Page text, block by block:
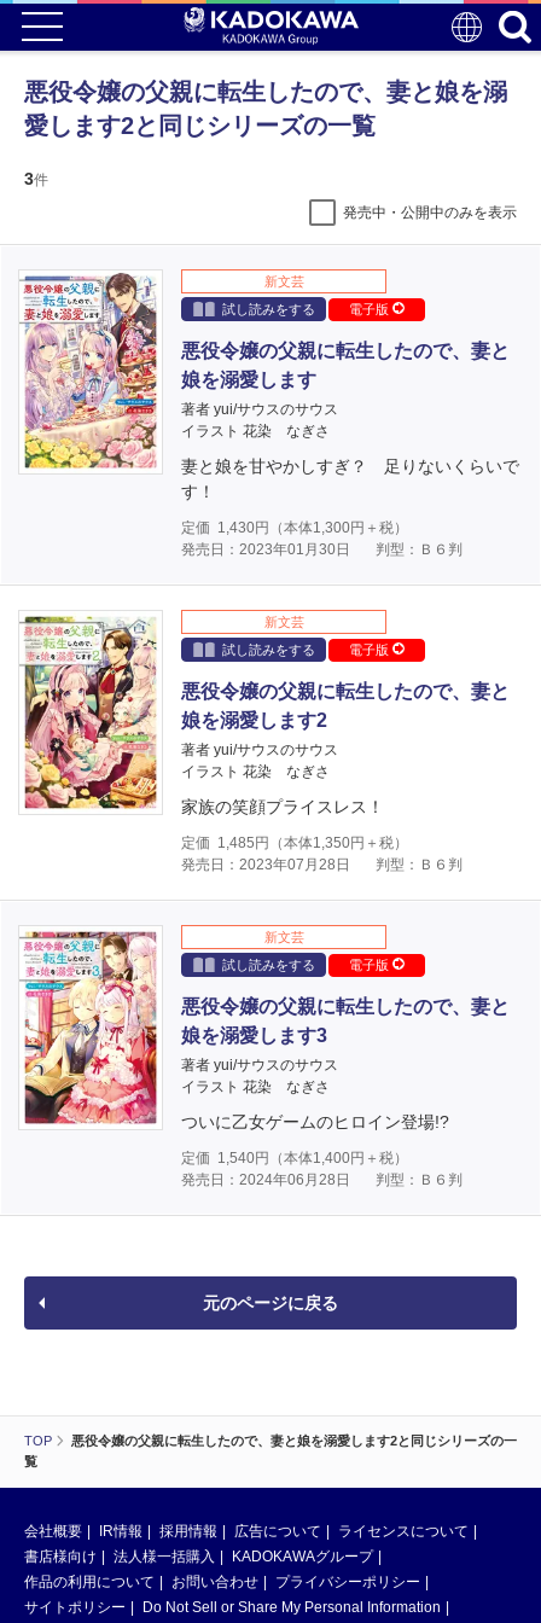
TOP
悪役令嬢の父親に転生したので、妻と娘を溺愛します2と同じシリーズの一
覧
悪役令嬢の父親に転生したので、妻と娘を溺
愛します2と同じシリーズの一覧
3件
発売中・公開中のみを表示
新文芸
試し読みをする
電子版
悪役令嬢の父親に転生したので、妻と
娘を溺愛します
著者 yui/サウスのサウス
イラスト 花染 なぎさ
妻と娘を甘やかしすぎ？ 足りないくらいで
す！
定価 1,430円（本体1,300円＋税）
発売日：2023年01月30日
判型：Ｂ６判
新文芸
試し読みをする
電子版
悪役令嬢の父親に転生したので、妻と
娘を溺愛します2
著者 yui/サウスのサウス
イラスト 花染 なぎさ
家族の笑顔プライスレス！
定価 1,485 円（本体1,350円＋税）
発売日：2023年07月28日
判型：Ｂ６判
新文芸
試し読みをする
電子版
悪役令嬢の父親に転生したので、妻と
娘を溺愛します3
著者 yui/サウスのサウス
イラスト 花染 なぎさ
ついに乙女ゲームのヒロイン登場!?
定価 1,540円（本体1,400円＋税）
発売日：2024年06月28日
判型：Ｂ６判
元のページに戻る
会社概要 IR情報 採用情報 広告について
ライセンスについて
書店様向け
法人様一括購入
KADOKAWAグループ
作品の利用について
お問い合わせ
プライバシーポリシー
サイトポリシー
Do Not Sell or Share My Personal Information